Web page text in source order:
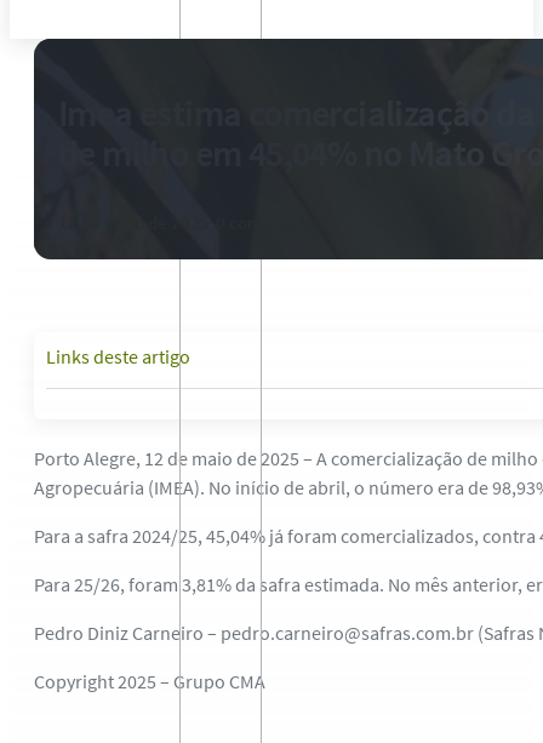
Links deste artigo
Porto Alegre, 12 de maio de 2025 – A comercialização de
Agropecuária (IMEA). No início de abril, o número era de
Para a safra 2024/25, 45,04% já foram comercializados,
Para 25/26, foram 3,81% da safra estimada. No mês anterior,
Pedro Diniz Carneiro – pedro.carneiro@safras.com.br (Safras
Copyright 2025 – Grupo CMA